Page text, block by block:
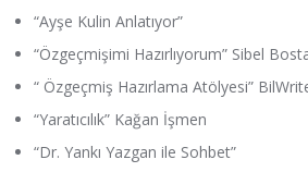
“Ayşe Kulin Anlatıyor”
“Özgeçmişimi Hazırlıyorum” Sibel
“ Özgeçmiş Hazırlama Atölyesi”
“Yaratıcılık” Kağan İşmen
“Dr. Yankı Yazgan ile Sohbet”